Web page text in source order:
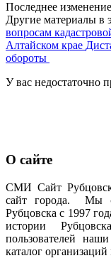
Последнее
Другие материалы в
вопросам
Алтайском крае
обороты
У вас недостаточно
О сайте
СМИ Сайт
сайт города. Мы
Рубцовска с 1997
истории
пользователей
каталог